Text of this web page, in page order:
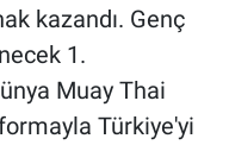
kazandı. Genç
1.
Muay Thai
formayla Türkiye'yi